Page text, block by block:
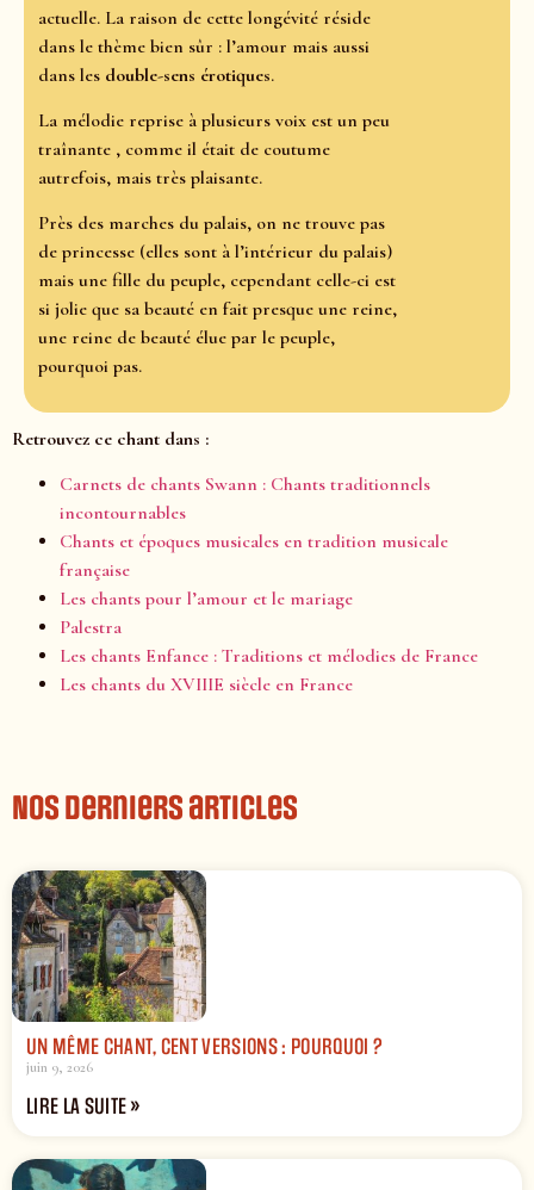
actuelle. La raison de cette longévité réside
dans le thème bien sûr : l’amour mais aussi
dans les double-sens érotiques.
La mélodie reprise à plusieurs voix est un peu
traînante , comme il était de coutume
autrefois, mais très plaisante.
Près des marches du palais, on ne trouve pas
de princesse (elles sont à l’intérieur du palais)
mais une fille du peuple, cependant celle-ci est
si jolie que sa beauté en fait presque une reine,
une reine de beauté élue par le peuple,
pourquoi pas.
Retrouvez ce chant dans :
Carnets de chants Swann : Chants traditionnels
incontournables
Chants et époques musicales en tradition musicale
française
Les chants pour l’amour et le mariage
Palestra
Les chants Enfance : Traditions et mélodies de France
Les chants du XVIIIE siècle en France
Nos derniers articles
UN MÊME CHANT, CENT VERSIONS : POURQUOI ?
juin 9, 2026
LIRE LA SUITE »